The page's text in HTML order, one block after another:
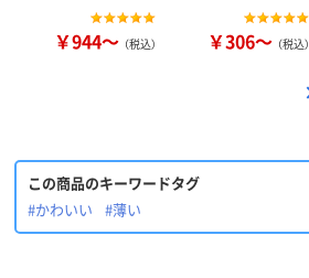
￥944～ （税込） ￥306～ （税込）
この商品のキーワードタグ
#かわいい
#薄い